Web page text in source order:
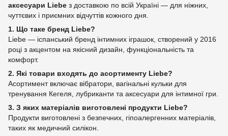
аксесуари Liebe з доставкою по всій Україні — для ніжних,
чуттєвих і приємних відчуттів кожного дня.
1. Що таке бренд Liebe?
Liebe — іспанський бренд інтимних іграшок, створений у 2016
році з акцентом на якісний дизайн, функціональність та
комфорт.
2. Які товари входять до асортименту Liebe?
Асортимент включає вібратори, вагінальні кульки для
тренування Кегеля, лубриканти та аксесуари для інтимної гри.
3. З яких матеріалів виготовлені продукти Liebe?
Продукти виготовлені з безпечних, гіпоалергенних матеріалів,
таких як медичний силікон.